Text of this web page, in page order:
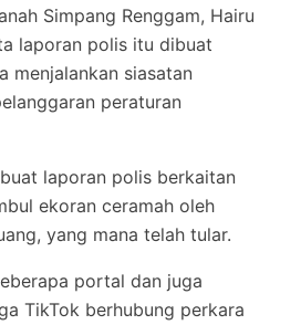
Simpang Renggam, Hairu
laporan polis itu dibuat
menjalankan siasatan
peraturan
laporan polis berkaitan
ekoran ceramah oleh
yang mana telah tular.
portal dan juga
TikTok berhubung perkara